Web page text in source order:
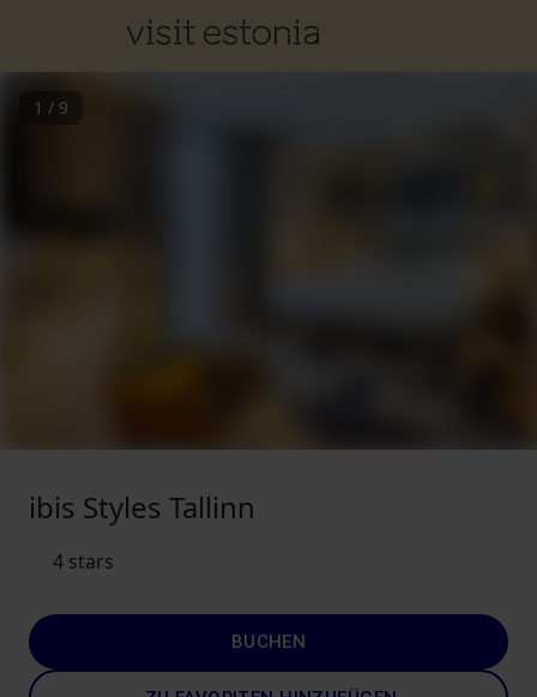
1 / 9
ibis Styles Tallinn
4 stars
BUCHEN